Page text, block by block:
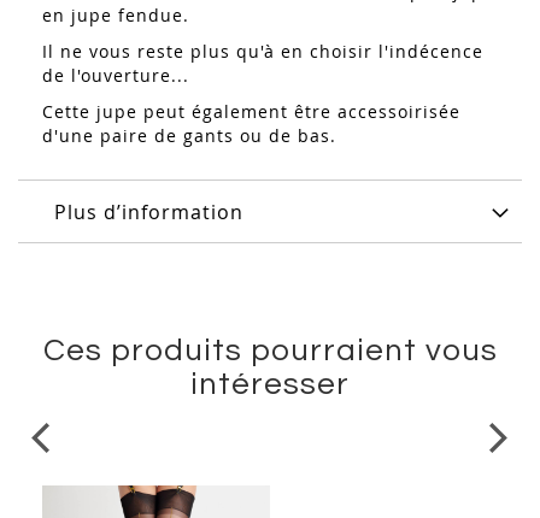
en jupe fendue.
Il ne vous reste plus qu'à en choisir l'indécence
de l'ouverture...
Cette jupe peut également être accessoirisée
d'une paire de gants ou de bas.
Plus d’information
Ces produits pourraient vous
intéresser